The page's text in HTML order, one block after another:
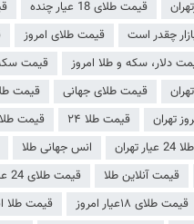
قیمت طلای 18 عیار چنده
قیمت طلای امروز
دلار، سکه و طلا امروز قیمت
قیمت طلای جهانی
قیمت طلا 18
قیمت طلا ۲۴ قیمت طلا ۲۴ عیار امروز
تهران انس جهانی طلا
قیمت آنلاین طلا قیمت طلای 24 عیار امروز
قیمت طلای ۱۸عیار امروز قیمت طلا